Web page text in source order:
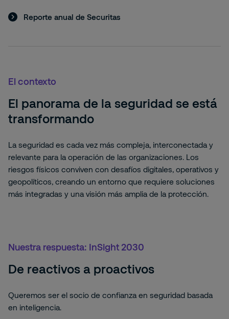
Reporte anual de Securitas
El contexto
El panorama de la seguridad se está
transformando
La seguridad es cada vez más compleja, interconectada y
relevante para la operación de las organizaciones. Los
riesgos físicos conviven con desafíos digitales, operativos y
geopolíticos, creando un entorno que requiere soluciones
más integradas y una visión más amplia de la protección.
Nuestra respuesta: InSight 2030
De reactivos a proactivos
Queremos ser el socio de confianza en seguridad basada
en inteligencia.